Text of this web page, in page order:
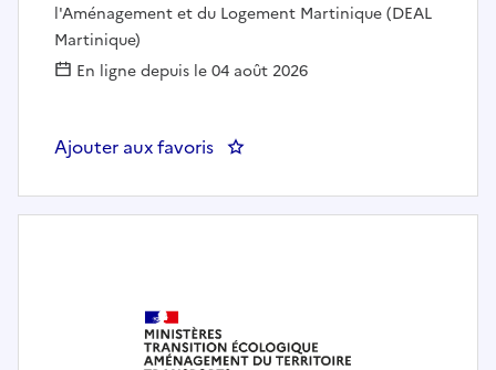
l'Aménagement et du Logement Martinique (DEAL
Martinique)
En ligne depuis le 04 août 2026
Ajouter aux favoris : Chargé.e de mission